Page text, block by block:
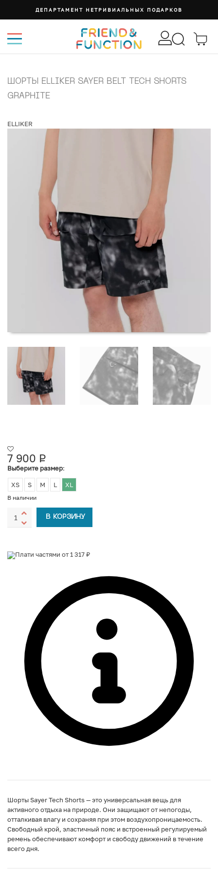
ДЕПАРТАМЕНТ НЕТРИВИАЛЬНЫХ ПОДАРКОВ
ШОРТЫ ELLIKER SAYER BELT TECH SHORTS
GRAPHITE
ELLIKER
7 900 Р
УБ.
Выберите размер:
XS S M L XL
В наличии
В КОРЗИНУ
Плати частями от 1 317 ₽
Шорты Sayer Tech Shorts — это универсальная вещь для
активного отдыха на природе. Они защищают от непогоды,
отталкивая влагу и сохраняя при этом воздухопроницаемость.
Свободный крой, эластичный пояс и встроенный регулируемый
ремень обеспечивают комфорт и свободу движений в течение
всего дня.